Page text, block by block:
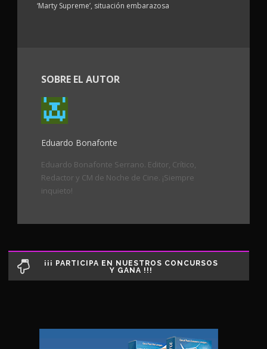
‘Marty Supreme’, situación embarazosa
SOBRE EL AUTOR
Eduardo Bonafonte
Eduardo Bonafonte Serrano. Editor, Crítico,
Redactor y CM de Noche de Cine. ¡Siempre
inquieto!
¡¡¡ PARTICIPA EN NUESTROS CONCURSOS
Y GANA !!!